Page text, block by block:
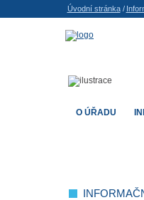
O ÚŘADU
Úvodní stránka/